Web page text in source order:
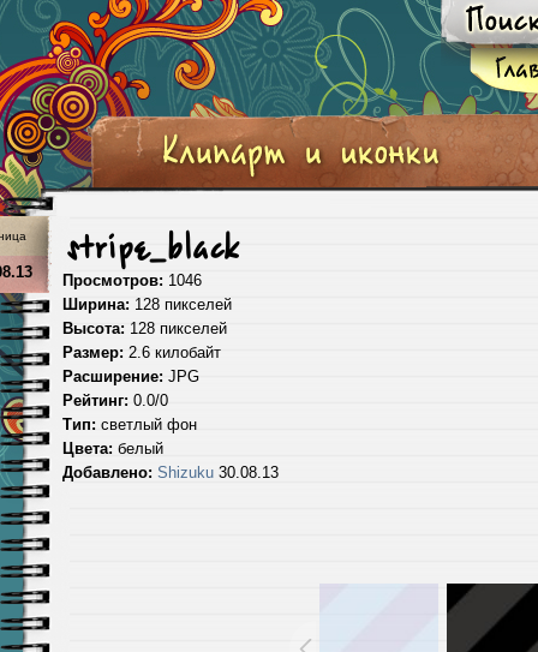
stripe_black
Просмотров: 1046
Ширина: 128 пикселей
Высота: 128 пикселей
Размер: 2.6 килобайт
Расширение: JPG
Рейтинг: 0.0/0
Тип: светлый фон
Цвета: белый
Добавлено: Shizuku 30.08.13